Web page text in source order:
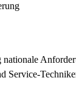
Service-